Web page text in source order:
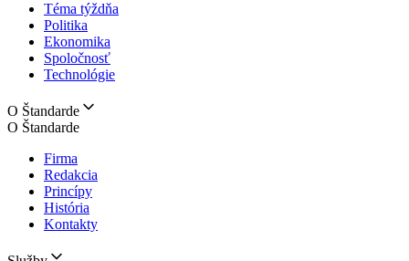
Téma týždňa
Politika
Ekonomika
Spoločnosť
Technológie
O Štandarde
O Štandarde
Firma
Redakcia
Princípy
História
Kontakty